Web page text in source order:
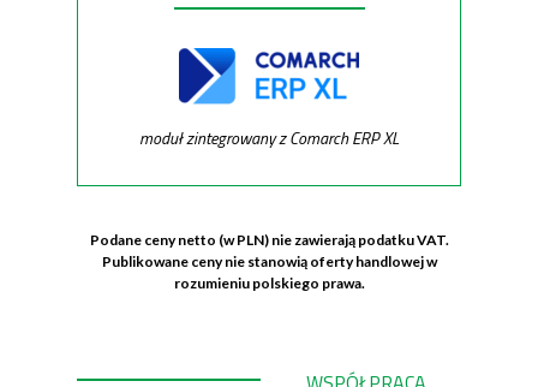
moduł zintegrowany z Comarch ERP XL
Podane ceny netto (w PLN) nie zawierają podatku VAT.
Publikowane ceny nie stanowią oferty handlowej w
rozumieniu polskiego prawa.